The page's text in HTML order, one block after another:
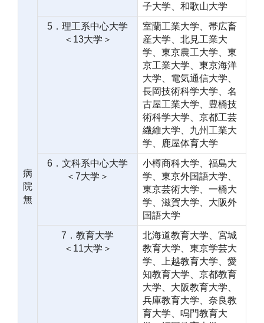
病
院
無
子大学、和歌山大学
5．理工系中心大学
＜13大学＞
室蘭工業大学、帯広畜
産大学、北見工業大
学、東京農工大学、東
京工業大学、東京海洋
大学、電気通信大学、
長岡技術科学大学、名
古屋工業大学、豊橋技
術科学大学、京都工芸
繊維大学、九州工業大
学、鹿屋体育大学
6．文科系中心大学
＜7大学＞
小樽商科大学、福島大
学、東京外国語大学、
東京芸術大学、一橋大
学、滋賀大学、大阪外
国語大学
7．教育大学
＜11大学＞
北海道教育大学、宮城
教育大学、東京学芸大
学、上越教育大学、愛
知教育大学、京都教育
大学、大阪教育大学、
兵庫教育大学、奈良教
育大学、鳴門教育大